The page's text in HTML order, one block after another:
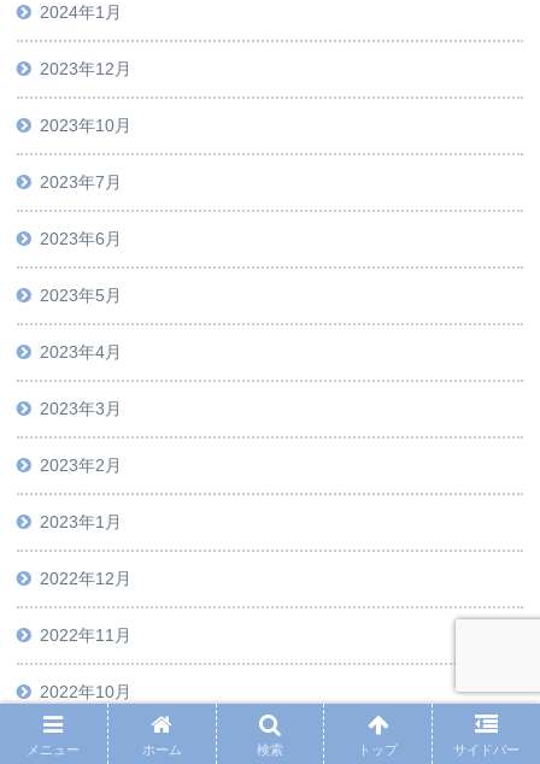
2024年1月
2023年12月
2023年10月
2023年7月
2023年6月
2023年5月
2023年4月
2023年3月
2023年2月
2023年1月
2022年12月
2022年11月
2022年10月
2022年9月
メニュー ホーム 検索 トップ サイドバー